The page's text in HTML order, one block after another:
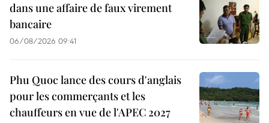
dans une affaire de faux virement
bancaire
06/08/2026 09:41
Phu Quoc lance des cours d'anglais
pour les commerçants et les
chauffeurs en vue de l'APEC 2027